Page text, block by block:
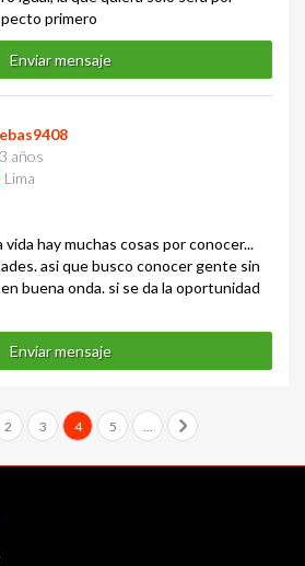
primero
Enviar mensaje
años
Lima
vida hay muchas cosas por conocer...
asi que busco conocer gente sin
buena onda. si se da la oportunidad
Enviar mensaje
2 3 4 5